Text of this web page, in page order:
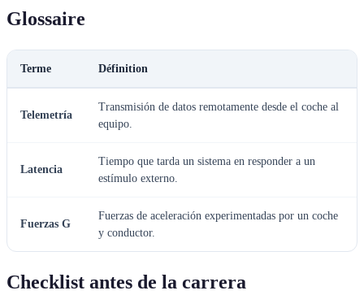
Glossaire
Terme Définition
Telemetría
Transmisión de datos remotamente desde el coche al
equipo.
Latencia
Tiempo que tarda un sistema en responder a un
estímulo externo.
Fuerzas G
Fuerzas de aceleración experimentadas por un coche
y conductor.
Checklist antes de la carrera